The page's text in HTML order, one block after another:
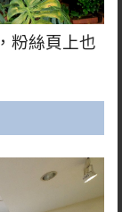
粉絲頁上也